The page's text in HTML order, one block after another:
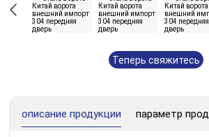
Теперь свяжитесь
описание продукции параметр